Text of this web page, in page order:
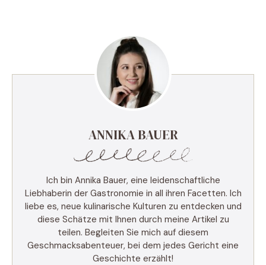
ANNIKA BAUER
Ich bin Annika Bauer, eine leidenschaftliche
Liebhaberin der Gastronomie in all ihren Facetten. Ich
liebe es, neue kulinarische Kulturen zu entdecken und
diese Schätze mit Ihnen durch meine Artikel zu
teilen. Begleiten Sie mich auf diesem
Geschmacksabenteuer, bei dem jedes Gericht eine
Geschichte erzählt!